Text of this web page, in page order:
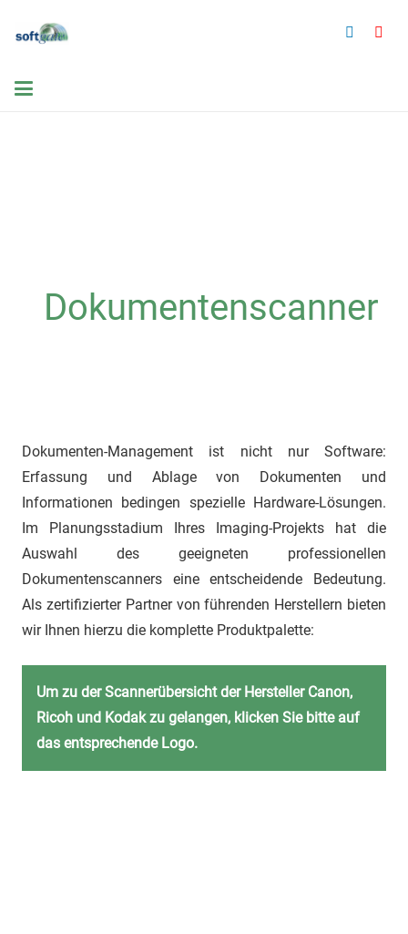
Dokumentenscanner
Dokumenten-Management ist nicht nur Software:
Erfassung und Ablage von Dokumenten und
Informationen bedingen spezielle Hardware-Lösungen.
Im Planungsstadium Ihres Imaging-Projekts hat die
Auswahl des geeigneten professionellen
Dokumentenscanners eine entscheidende Bedeutung.
Als zertifizierter Partner von führenden Herstellern bieten
wir Ihnen hierzu die komplette Produktpalette:
Um zu der Scannerübersicht der Hersteller Canon,
Ricoh und Kodak zu gelangen, klicken Sie bitte auf
das entsprechende Logo.